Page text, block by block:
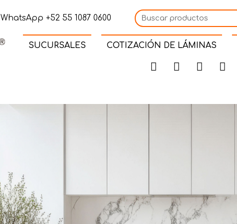
WhatsApp +52 55 1087 0600
SUCURSALES COTIZACIÓN DE LÁMINAS